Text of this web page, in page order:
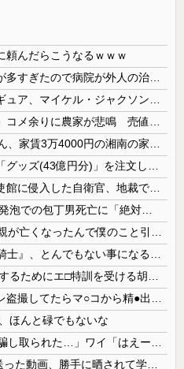
頼んだらこうなるｗｗｗ
ほんと碌でもないな